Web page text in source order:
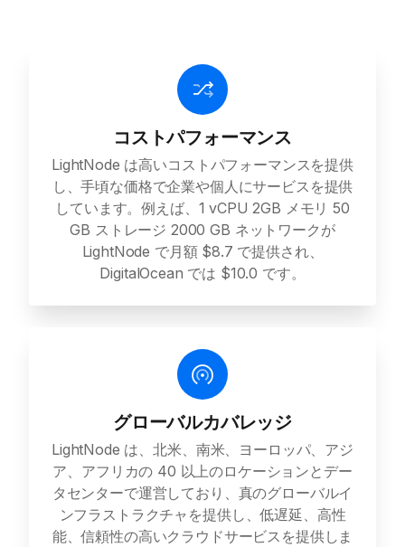
コストパフォーマンス
LightNode は高いコストパフォーマンスを提供
し、手頃な価格で企業や個人にサービスを提供
しています。例えば、1 vCPU 2GB メモリ 50
GB ストレージ 2000 GB ネットワークが
LightNode で月額 $8.7 で提供され、
DigitalOcean では $10.0 です。
グローバルカバレッジ
LightNode は、北米、南米、ヨーロッパ、アジ
ア、アフリカの 40 以上のロケーションとデー
タセンターで運営しており、真のグローバルイ
ンフラストラクチャを提供し、低遅延、高性
能、信頼性の高いクラウドサービスを提供しま